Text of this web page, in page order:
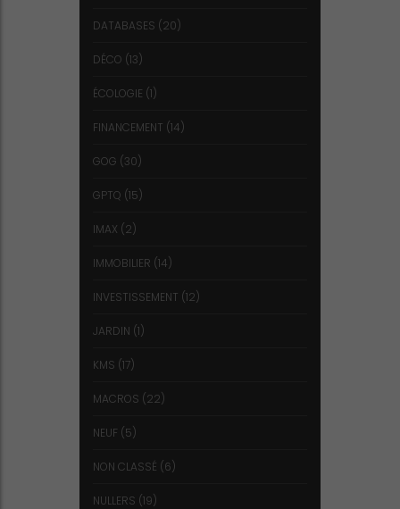
DATABASES (20)
DÉCO (13)
ÉCOLOGIE (1)
FINANCEMENT (14)
GOG (30)
GPTQ (15)
IMAX (2)
IMMOBILIER (14)
INVESTISSEMENT (12)
JARDIN (1)
KMS (17)
MACROS (22)
NEUF (5)
NON CLASSÉ (6)
NULLERS (19)